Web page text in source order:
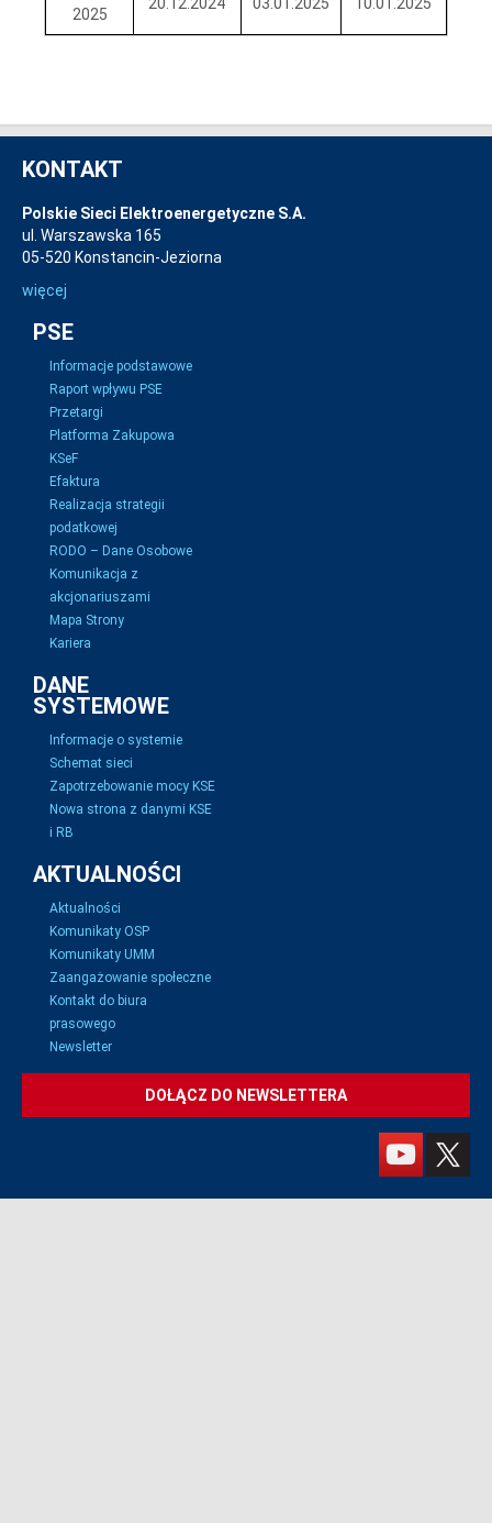
2025
KONTAKT
Polskie Sieci Elektroenergetyczne S.A.
ul. Warszawska 165
05-520 Konstancin-Jeziorna
więcej
PSE
Informacje podstawowe
Raport wpływu PSE
Przetargi
Platforma Zakupowa
KSeF
Efaktura
Realizacja strategii
podatkowej
RODO – Dane Osobowe
Komunikacja z
akcjonariuszami
Mapa Strony
Kariera
DANE
SYSTEMOWE
Informacje o systemie
Schemat sieci
Zapotrzebowanie mocy KSE
Nowa strona z danymi KSE
i RB
AKTUALNOŚCI
Aktualności
Komunikaty OSP
Komunikaty UMM
Zaangażowanie społeczne
Kontakt do biura
prasowego
Newsletter
DOŁĄCZ DO NEWSLETTERA